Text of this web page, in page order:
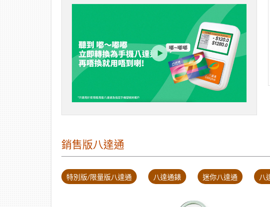
銷售版八達通
特別版/限量版八達通 八達通錶 迷你八達通 八